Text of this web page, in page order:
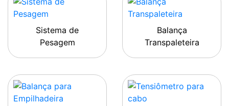
Sistema de
Pesagem
Balança
Transpaleteira